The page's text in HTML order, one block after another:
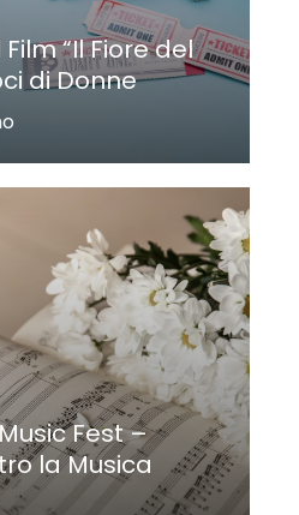
“Il Fiore del
di Donne
Fest –
la Musica